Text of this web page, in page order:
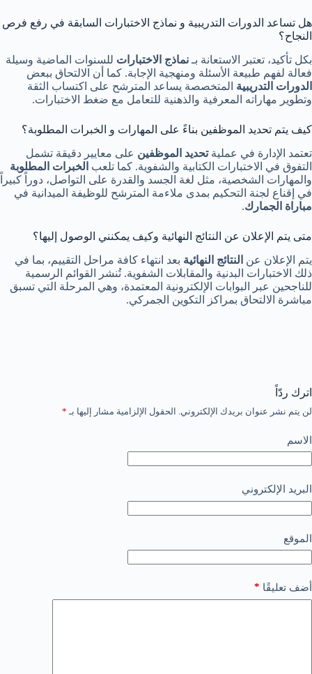
هل تساعد الدورات التدريبية و نماذج الاختبارات السابقة في رفع فرص
النجاح؟
بكل تأكيد، تعتبر الاستعانة بـ نماذج الاختبارات للسنوات الماضية وسيلة
فعالة لفهم طبيعة الأسئلة ومنهجية الإجابة. كما أن الالتحاق ببعض
الدورات التدريبية المتخصصة يساعد المترشح على اكتساب الثقة
وتطوير مهاراته المعرفية والذهنية للتعامل مع ضغط الاختبارات.
كيف يتم تحديد الموظفين بناءً على المهارات و الخبرات المطلوبة؟
تعتمد الإدارة في عمليةتحديد الموظفين على معايير دقيقة تشمل
التفوق في الاختبارات الكتابية والشفوية. كما تلعب الخبرات المطلوبة
والمهارات الشخصية، مثل لغة الجسد والقدرة على التواصل، دوراً كبيراً
في إقناع لجنة التحكيم بمدى ملاءمة المترشح للوظيفة الميدانية في
مباراة الجمارك.
متى يتم الإعلان عن النتائج النهائية وكيف يمكنني الوصول إليها؟
يتم الإعلان عن النتائج النهائية بعد انتهاء كافة مراحل التقييم، بما في
ذلك الاختبارات البدنية والمقابلات الشفوية. تُنشر القوائم الرسمية
للناجحين عبر البوابات الإلكترونية المعتمدة، وهي المرحلة التي تسبق
مباشرة الالتحاق بمراكز التكوين الجمركي.
اترك ردّاً
لن يتم نشر عنوان بريدك الإلكتروني. الحقول الإلزامية مشار إليها بـ *
الاسم
البريد الإلكتروني
الموقع
أضف تعليقًا *